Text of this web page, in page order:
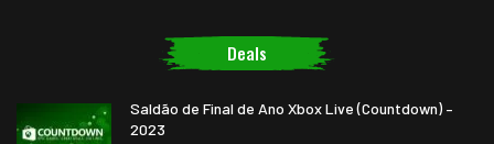
Deals
Saldão de Final de Ano Xbox Live (Countdown) –
2023